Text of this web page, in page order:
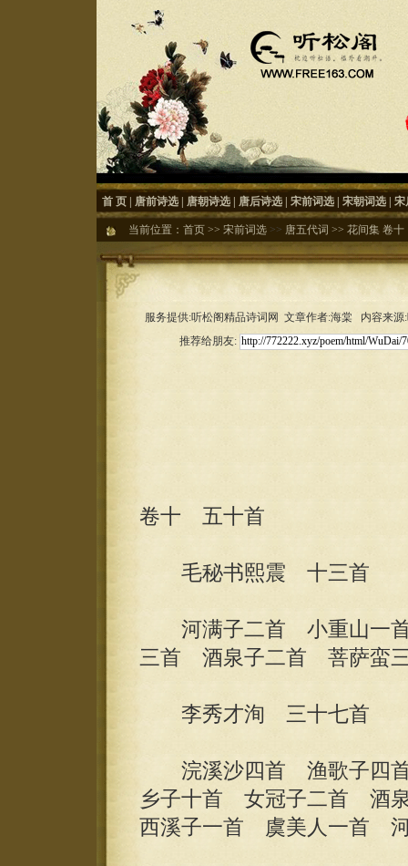
首 页 唐前诗选 唐朝诗选 唐后诗选 宋前词选 宋朝词选 宋
当前位置： 首页 >> 宋前词选 >> 唐五代词 >> 花间集 卷十
服务提供:听松阁精品诗词网 文章作者:海棠 内容来
推荐给朋友:
卷十 五十首
毛秘书熙震 十三首
河满子二首 小重山一
三首 酒泉子二首 菩萨蛮
李秀才洵 三十七首
浣溪沙四首 渔歌子四
乡子十首 女冠子二首 酒
西溪子一首 虞美人一首